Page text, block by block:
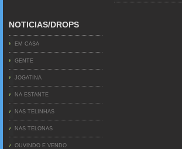
NOTICIAS/DROPS
EM CASA
GENTE
JOGATINA
NA ESTANTE
NAS TELINHAS
NAS TELONAS
OUVINDO E VENDO